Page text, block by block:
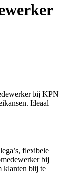
bij KPN
Ideaal
flexibele
bij
klanten blij te